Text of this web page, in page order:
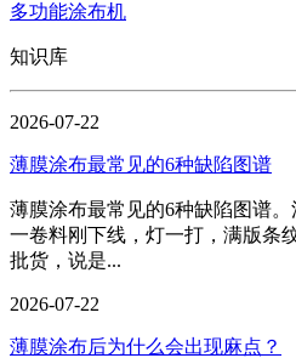
多功能涂布机
知识库
2026-07-22
薄膜涂布最常见的6种缺陷图谱
薄膜涂布最常见的6种缺陷图谱。
一卷料刚下线，灯一打，满版条
批货，说是...
2026-07-22
薄膜涂布后为什么会出现麻点？